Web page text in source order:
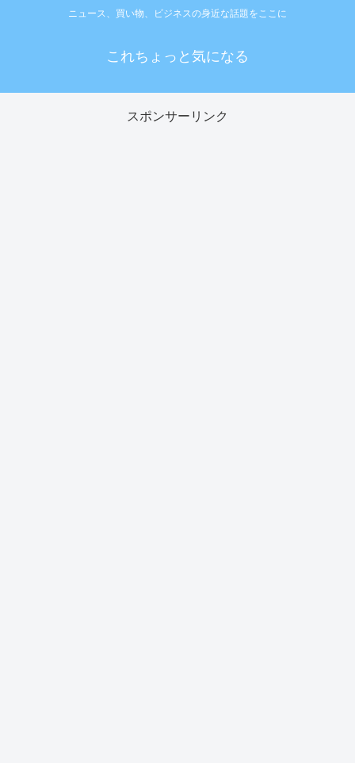
ニュース、買い物、ビジネスの身近な話題をここに
これちょっと気になる
スポンサーリンク